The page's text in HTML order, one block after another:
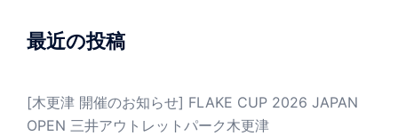
最近の投稿
[木更津 開催のお知らせ] FLAKE CUP 2026 JAPAN
OPEN 三井アウトレットパーク木更津